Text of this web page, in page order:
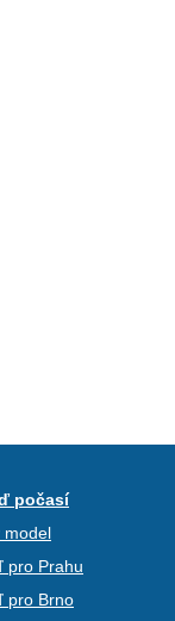
počasí
model
pro Prahu
pro Brno